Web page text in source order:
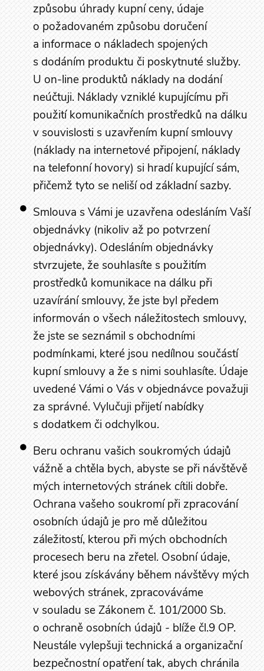
způsobu úhrady kupní ceny, údaje
o požadovaném způsobu doručení
a informace o nákladech spojených
s dodáním produktu či poskytnuté služby.
U on-line produktů náklady na dodání
neúčtuji. Náklady vzniklé kupujícímu při
použití komunikačních prostředků na dálku
v souvislosti s uzavřením kupní smlouvy
(náklady na internetové připojení, náklady
na telefonní hovory) si hradí kupující sám,
přičemž tyto se neliší od základní sazby.
Smlouva s Vámi je uzavřena odesláním Vaší
objednávky (nikoliv až po potvrzení
objednávky). Odesláním objednávky
stvrzujete, že souhlasíte s použitím
prostředků komunikace na dálku při
uzavírání smlouvy, že jste byl předem
informován o všech náležitostech smlouvy,
že jste se seznámil s obchodními
podmínkami, které jsou nedílnou součástí
kupní smlouvy a že s nimi souhlasíte. Údaje
uvedené Vámi o Vás v objednávce považuji
za správné. Vylučuji přijetí nabídky
s dodatkem či odchylkou.
Beru ochranu vašich soukromých údajů
vážně a chtěla bych, abyste se při návštěvě
mých internetových stránek cítili dobře.
Ochrana vašeho soukromí při zpracování
osobních údajů je pro mě důležitou
záležitostí, kterou při mých obchodních
procesech beru na zřetel. Osobní údaje,
které jsou získávány během návštěvy mých
webových stránek, zpracováváme
v souladu se Zákonem č. 101/2000 Sb.
o ochraně osobních údajů - blíže čl.9 OP.
Neustále vylepšuji technická a organizační
bezpečnostní opatření tak, abych chránila